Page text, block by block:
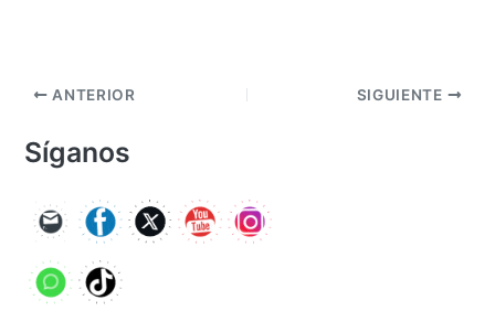
ANTERIOR SIGUIENTE
Síganos